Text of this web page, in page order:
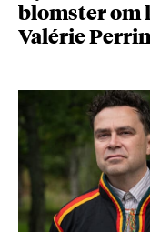
blomster om
Valérie Perrin